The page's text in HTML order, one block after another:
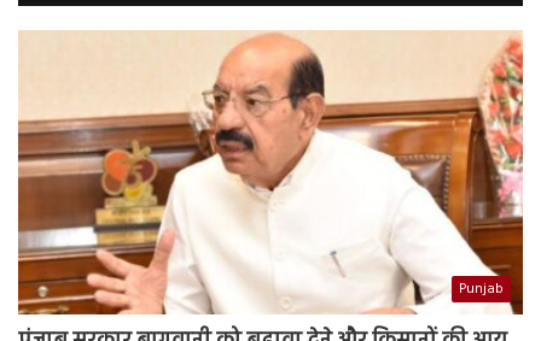
Punjab